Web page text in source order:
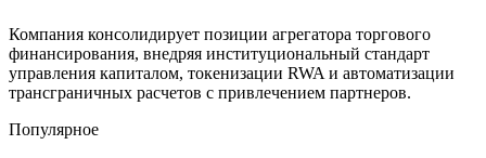
Компания консолидирует позиции агрегатора торгового
финансирования, внедряя институциональный стандарт
управления капиталом, токенизации RWA и автоматизации
трансграничных расчетов с привлечением партнеров.
Популярное